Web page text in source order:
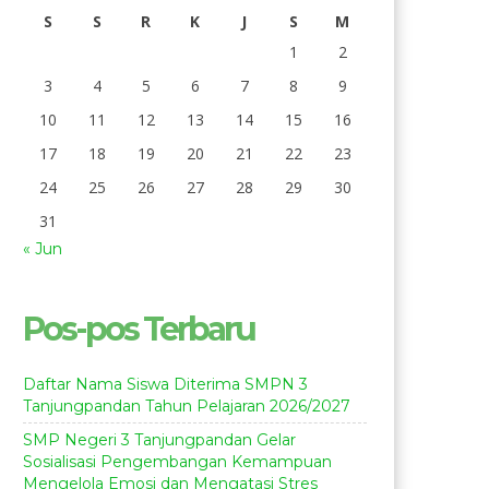
S S R K J S
M
1
2
3
4 5 6 7 8
9
10
11 12 13 14 15
16
17
18 19 20 21 22
23
24
25 26 27 28 29
30
31
« Jun
Pos-pos Terbaru
Daftar Nama Siswa Diterima SMPN 3
Tanjungpandan Tahun Pelajaran 2026/2027
SMP Negeri 3 Tanjungpandan Gelar
Sosialisasi Pengembangan Kemampuan
Mengelola Emosi dan Mengatasi Stres